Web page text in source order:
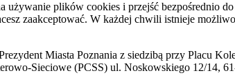
używanie plików cookies i przejść bezpośrednio
zaakceptować. W każdej chwili istnieje
Miasta Poznania z siedzibą przy Placu
Sieciowe (PCSS) ul. Noskowskiego 12/14,